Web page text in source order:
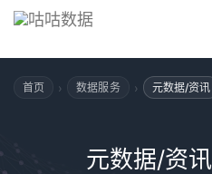
首页 › 数据服务 › 元数据/资讯
元数据/资讯